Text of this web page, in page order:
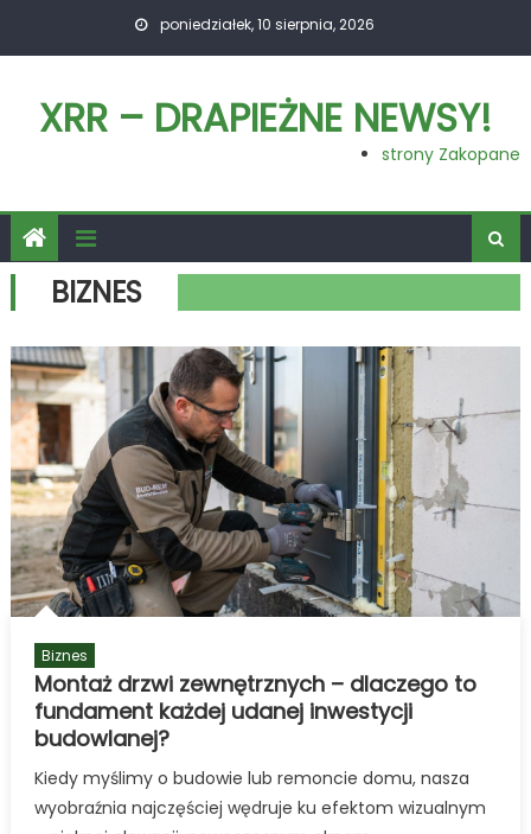
poniedziałek, 10 sierpnia, 2026
XRR – DRAPIEŻNE NEWSY!
strony Zakopane
BIZNES
Biznes
Montaż drzwi zewnętrznych – dlaczego to
fundament każdej udanej inwestycji
budowlanej?
Kiedy myślimy o budowie lub remoncie domu, nasza
wyobraźnia najczęściej wędruje ku efektom wizualnym